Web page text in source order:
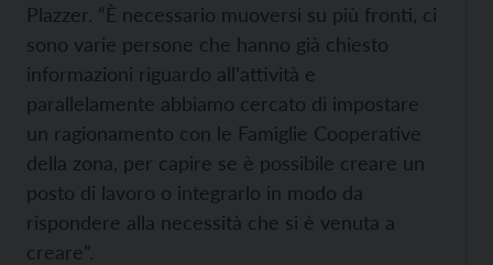
Plazzer. “È necessario muoversi su più fronti, ci
sono varie persone che hanno già chiesto
informazioni riguardo all’attività e
parallelamente abbiamo cercato di impostare
un ragionamento con le Famiglie Cooperative
della zona, per capire se è possibile creare un
posto di lavoro o integrarlo in modo da
rispondere alla necessità che si è venuta a
creare”.